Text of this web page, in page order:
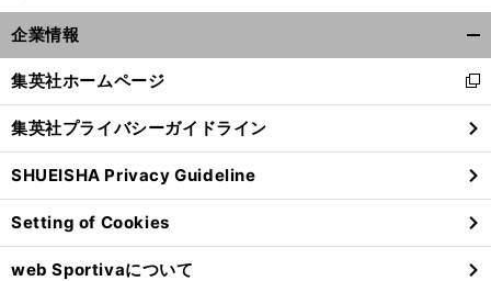
企業情報
閉
る
集英社ホームページ
新
し
い
ウ
ィ
ン
ド
ウ
で
集英社プライバシーガイドライン
SHUEISHA Privacy Guideline
Setting of Cookies
web Sportivaについて